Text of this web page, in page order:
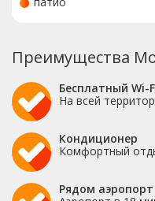
Преимущества
Бесплатный Wi-
На всей
Кондиционер
Комфортный
Рядом аэропорт